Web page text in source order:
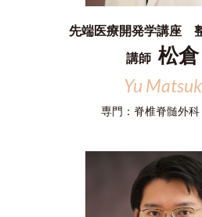
先端医療開発学講座
講師 松
Yu
専門： 脊椎脊髄外科